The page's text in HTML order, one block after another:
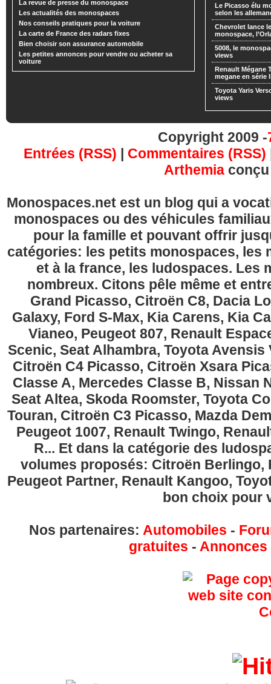
La revue de presse du monospace
Les actualités des monospaces
Nos conseils pratiques pour la voiture
La carte de France des radars fixes
Bien choisir son assurance automobile
Les petites annonces pour vendre ou acheter sa
voiture
Le Picasso élu
selon les
Chevrolet lance
monospace,
5008, le
views
Renault Mégane
megane en série
Toyota Yaris
views
Copyright 2009 -
Entrées (RSS) | Commentaires (RSS)
Arthemia
Monospaces.net est un blog qui a
monospaces ou des véhicules
pour la famille et pouvant offrir
catégories: les petits monospaces, les
et à la france, les ludospaces. Les
nombreux. Citons pêle même et
Grand Picasso, Citroën C8, Dacia
Galaxy, Ford S-Max, Kia Carens, Kia
Vianeo, Peugeot 807, Renault
Scenic, Seat Alhambra, Toyota
Citroën C4 Picasso, Citroën Xsara
Classe A, Mercedes Classe B, Nissan
Seat Altea, Skoda Roomster, Toyota
Touran, Citroën C3 Picasso, Mazda
Peugeot 1007, Renault Twingo,
R... Et dans la catégorie des
volumes proposés: Citroën Berlingo,
Peugeot Partner, Renault Kangoo,
bon choix pour
Nos partenaires: Automobiles -
gratuites -